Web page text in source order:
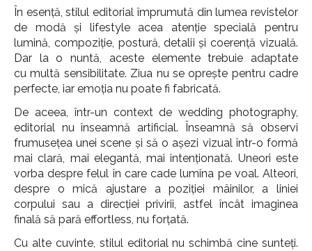
În esență, stilul editorial împrumută din lumea revistelor
de modă și lifestyle acea atenție specială pentru
lumină, compoziție, postură, detalii și coerență vizuală.
Dar la o nuntă, aceste elemente trebuie adaptate
cu multă sensibilitate. Ziua nu se oprește pentru cadre
perfecte, iar emoția nu poate fi fabricată.
De aceea, într-un context de wedding photography,
editorial nu înseamnă artificial. Înseamnă să observi
frumusețea unei scene și să o așezi vizual într-o formă
mai clară, mai elegantă, mai intenționată. Uneori este
vorba despre felul în care cade lumina pe voal. Alteori,
despre o mică ajustare a poziției mâinilor, a liniei
corpului sau a direcției privirii, astfel încât imaginea
finală să pară effortless, nu forțată.
Cu alte cuvinte, stilul editorial nu schimbă cine sunteți.